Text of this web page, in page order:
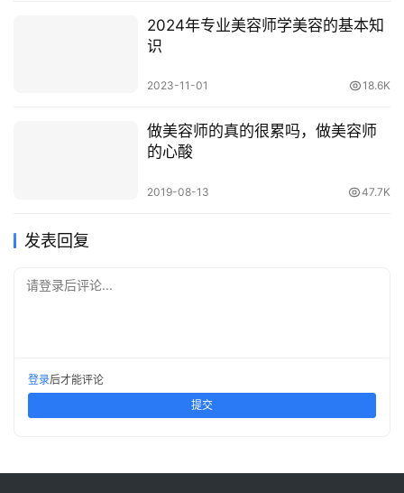
2024年专业美容师学美容的基本知
识
2023-11-01 18.6K
做美容师的真的很累吗，做美容师
的心酸
2019-08-13 47.7K
发表回复
请登录后评论...
登录后才能评论
提交